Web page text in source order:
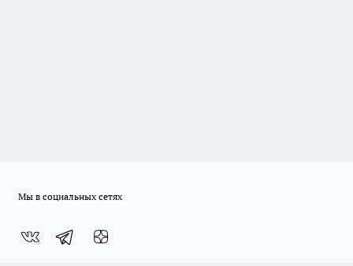
Мы в социальных сетях